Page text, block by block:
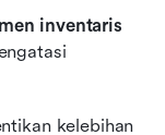
inventaris
kelebihan